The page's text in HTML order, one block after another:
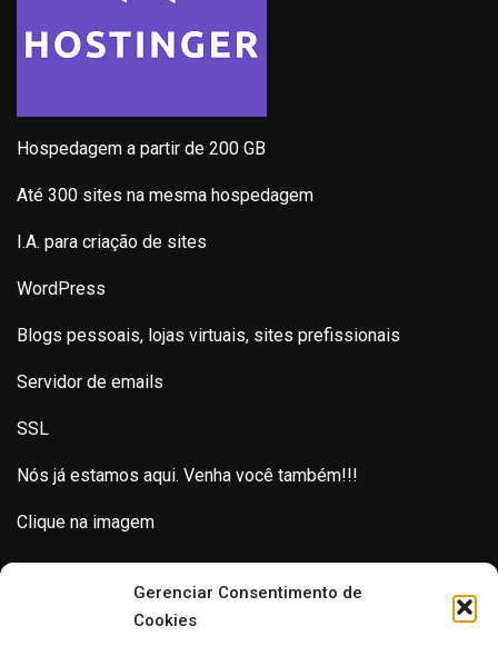
Gerenciar Consentimento de
Cookies
Hospedagem a partir de 200 GB
Até 300 sites na mesma hospedagem
I.A. para criação de sites
WordPress
Blogs pessoais, lojas virtuais, sites prefissionais
Servidor de emails
SSL
Nós já estamos aqui. Venha você também!!!
Clique na imagem